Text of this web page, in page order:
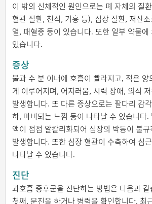
이 밖의 신체적인 원인으로는 폐 자체의 질
혈관 질환, 천식, 기흉 등), 심장 질환, 저산
열, 패혈증 등이 있습니다. 또한 일부 약물
있습니다.
증상
불과 수 분 이내에 호흡이 빨라지고, 적은 양
게 이루어지며, 어지러움, 시력 장애, 의식
발생합니다. 또 다른 증상으로는 팔다리 감
하, 마비되는 느낌 등이 나타날 수 있습니다.
액이 점점 알칼리화되어 심장의 박동이 불
발생합니다. 또한 심장 혈관이 수축하여 심
나타날 수 있습니다.
진단
과호흡 증후군을 진단하는 방법은 다음과 같
첫째, 문진을 하거나 병력을 확인합니다. 최